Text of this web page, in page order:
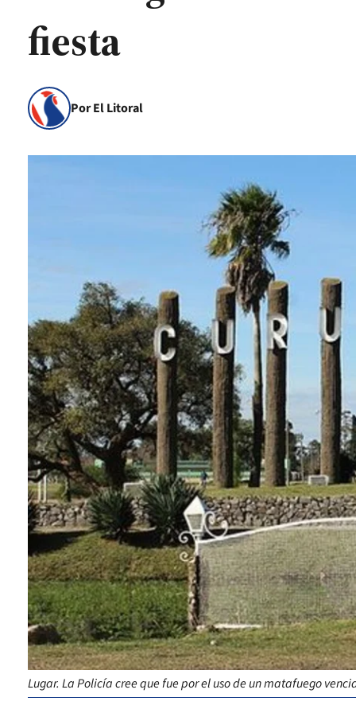
fiesta
Por El Litoral
Lugar. La Policía cree que fue por el uso de un matafuego